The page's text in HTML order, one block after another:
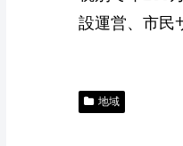
設運営、市民
地域